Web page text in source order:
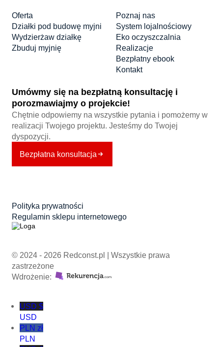
Oferta
Działki pod budowę myjni
Wydzierżaw działkę
Zbuduj myjnię
Poznaj nas
System lojalnościowy
Eko oczyszczalnia
Realizacje
Bezpłatny ebook
Kontakt
Umówmy się na bezpłatną konsultację i
porozmawiajmy o projekcie!
Chętnie odpowiemy na wszystkie pytania i pomożemy w
realizacji Twojego projektu. Jesteśmy do Twojej
dyspozycji.
Bezpłatna konsultacja
Polityka prywatności
Regulamin sklepu internetowego
© 2024 - 2026 Redconst.pl | Wszystkie prawa
zastrzeżone
Wdrożenie:
USD $
USD
PLN zł
PLN